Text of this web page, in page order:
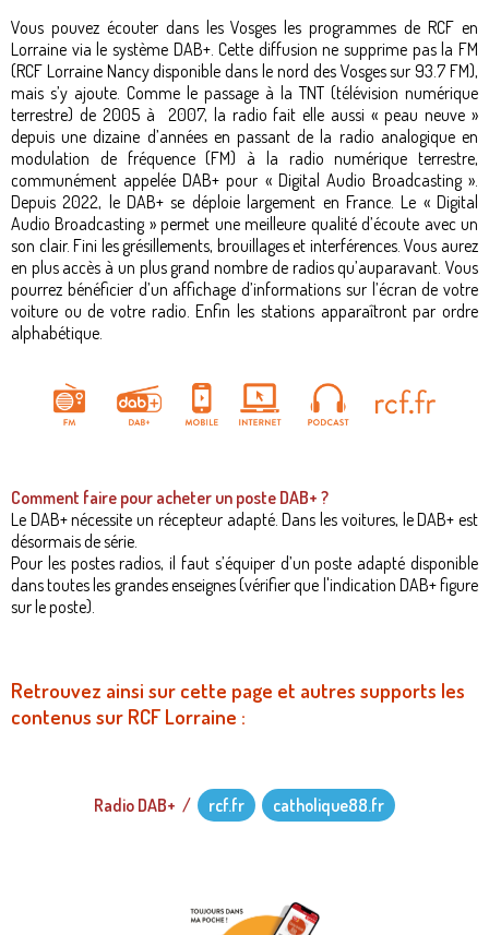
Vous pouvez écouter dans les Vosges les programmes de RCF en
Lorraine via le système DAB+. Cette diffusion ne supprime pas la FM
(RCF Lorraine Nancy disponible dans le nord des Vosges sur 93.7 FM),
mais s’y ajoute. Comme le passage à la TNT (télévision numérique
terrestre) de 2005 à 2007, la radio fait elle aussi « peau neuve »
depuis une dizaine d’années en passant de la radio analogique en
modulation de fréquence (FM) à la radio numérique terrestre,
communément appelée DAB+ pour « Digital Audio Broadcasting ».
Depuis 2022, le DAB+ se déploie largement en France. Le « Digital
Audio Broadcasting » permet une meilleure qualité d’écoute avec un
son clair. Fini les grésillements, brouillages et interférences. Vous aurez
en plus accès à un plus grand nombre de radios qu’auparavant. Vous
pourrez bénéficier d’un affichage d’informations sur l’écran de votre
voiture ou de votre radio. Enfin les stations apparaîtront par ordre
alphabétique.
Comment faire pour acheter un poste DAB+ ?
Le DAB+ nécessite un récepteur adapté. Dans les voitures, le DAB+ est
désormais de série.
Pour les postes radios, il faut s’équiper d’un poste adapté disponible
dans toutes les grandes enseignes (vérifier que l'indication DAB+ figure
sur le poste).
Retrouvez ainsi sur cette page et autres supports les
contenus sur RCF Lorraine :
Radio DAB+ / rcf.fr catholique88.fr